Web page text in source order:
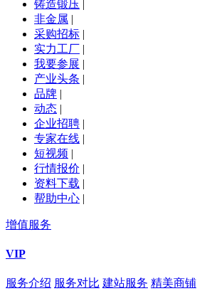
铸造锻压
非金属 |
采购招标 |
实力工厂 |
我要参展 |
产业头条 |
品牌 |
动态 |
企业招聘 |
专家在线 |
短视频 |
行情报价 |
资料下载 |
帮助中心 |
增值服务
VIP
服务介绍 服务对比 建站服务 精美商铺